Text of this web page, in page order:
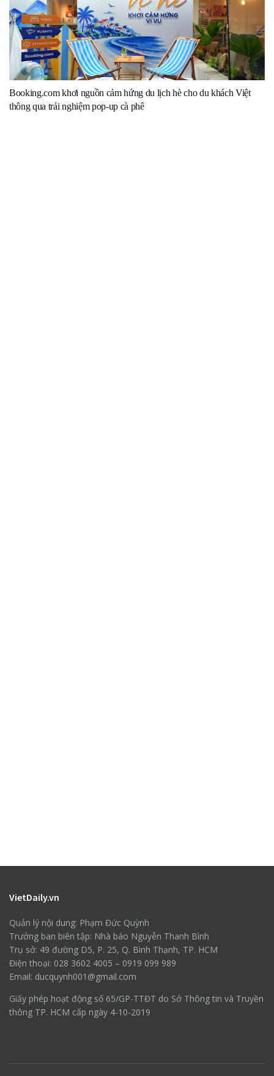
Booking.com khơi nguồn cảm hứng du lịch hè cho du khách Việt
thông qua trải nghiệm pop-up cà phê
VietDaily.vn
Quản lý nội dung: Phạm Đức Quỳnh
Trưởng ban biên tập: Nhà báo Nguyễn Thanh Bình
Trụ sở: 49 đường D5, P. 25, Q. Bình Thạnh, TP. HCM
Điện thoại: 028 3602 4005 – 0919 099 989
Email: ducquynh001@gmail.com
Giấy phép hoạt động số 65/GP-TTĐT do Sở Thông tin và Truyền
thông TP. HCM cấp ngày 4-10-2019